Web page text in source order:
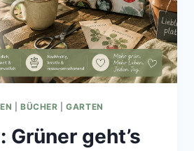
BÜCHER |GARTEN
Grüner geht’s